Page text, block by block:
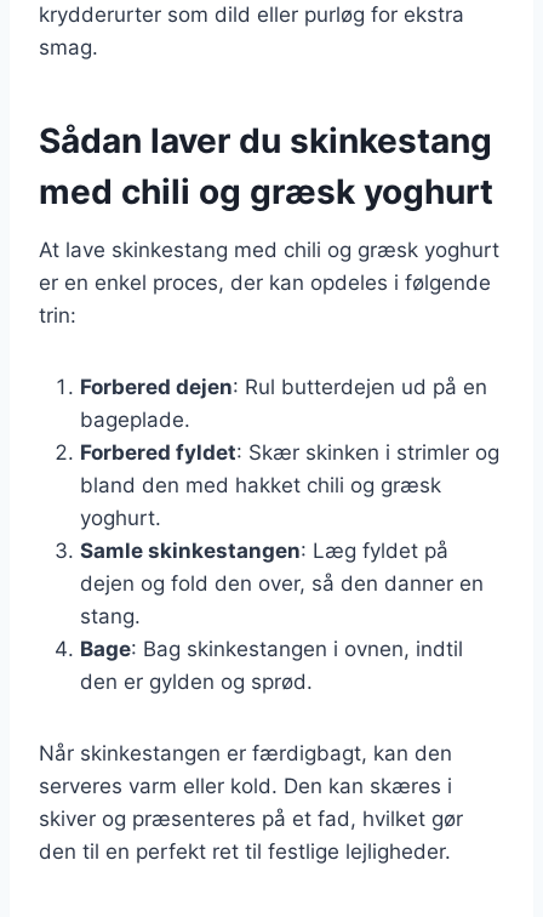
krydderurter som dild eller purløg for ekstra
smag.
Sådan laver du skinkestang
med chili og græsk yoghurt
At lave skinkestang med chili og græsk yoghurt
er en enkel proces, der kan opdeles i følgende
trin:
Forbered dejen: Rul butterdejen ud på en
bageplade.
Forbered fyldet: Skær skinken i strimler og
bland den med hakket chili og græsk
yoghurt.
Samle skinkestangen: Læg fyldet på
dejen og fold den over, så den danner en
stang.
Bage: Bag skinkestangen i ovnen, indtil
den er gylden og sprød.
Når skinkestangen er færdigbagt, kan den
serveres varm eller kold. Den kan skæres i
skiver og præsenteres på et fad, hvilket gør
den til en perfekt ret til festlige lejligheder.